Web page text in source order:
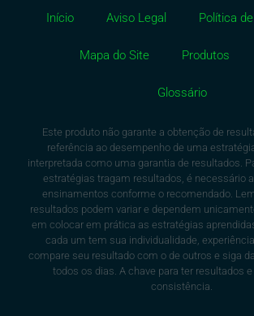
Início Aviso Legal Política
Mapa do Site Produtos
Glossário
Este produto não garante a obtenção de
referência ao desempenho de uma
interpretada como uma garantia de resultados.
estratégias tragam resultados, é necessário
ensinamentos conforme o recomendado.
resultados podem variar e dependem
em colocar em prática as estratégias
cada um tem sua individualidade,
compare seu resultado com o de outros e siga
todos os dias. A chave para ter resultados
consistência.